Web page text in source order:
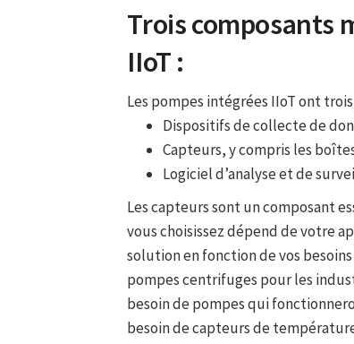
Trois composants
IIoT :
Les pompes intégrées IIoT ont
Dispositifs de collecte de
Capteurs, y compris les
Logiciel d’analyse et de
Les capteurs sont un composant
vous choisissez dépend de votre
solution en fonction de vos
pompes centrifuges pour les
besoin de pompes qui
besoin de capteurs de